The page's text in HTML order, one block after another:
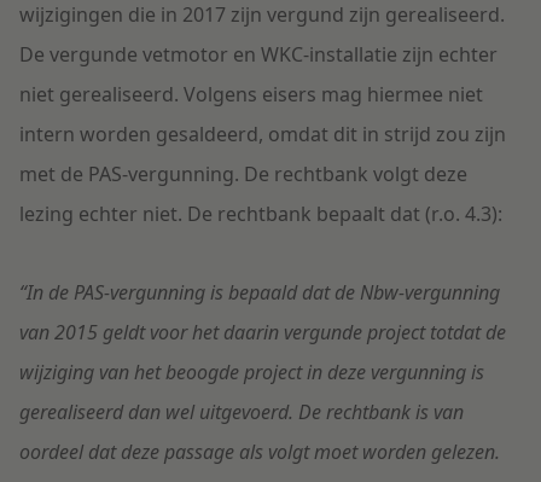
wijzigingen die in 2017 zijn vergund zijn gerealiseerd.
De vergunde vetmotor en WKC-installatie zijn echter
niet gerealiseerd. Volgens eisers mag hiermee niet
intern worden gesaldeerd, omdat dit in strijd zou zijn
met de PAS-vergunning. De rechtbank volgt deze
lezing echter niet. De rechtbank bepaalt dat (r.o. 4.3):
“In de PAS-vergunning is bepaald dat de Nbw-vergunning
van 2015 geldt voor het daarin vergunde project totdat de
wijziging van het beoogde project in deze vergunning is
gerealiseerd dan wel uitgevoerd. De rechtbank is van
oordeel dat deze passage als volgt moet worden gelezen.